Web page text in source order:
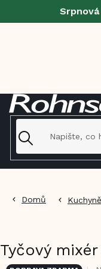
Domů Kuchyně
Tyčový